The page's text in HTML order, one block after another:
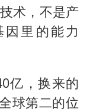
术，不是产
里的能力
亿，换来的
球第二的位